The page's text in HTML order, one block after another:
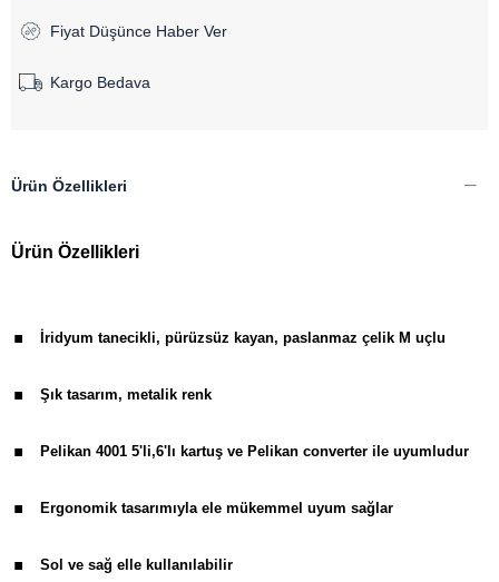
Fiyat Düşünce Haber Ver
Kargo Bedava
Ürün Özellikleri
Ürün Özellikleri
. İridyum tanecikli, pürüzsüz kayan, paslanmaz çelik M uçlu
. Şık tasarım, metalik renk
. Pelikan 4001 5'li,6'lı kartuş ve Pelikan converter ile uyumludur
. Ergonomik tasarımıyla ele mükemmel uyum sağlar
. Sol ve sağ elle kullanılabilir